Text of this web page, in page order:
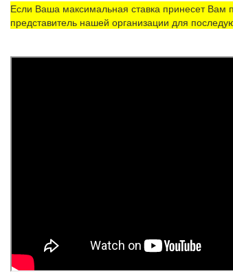
Если Ваша максимальная ставка принесет Вам
представитель нашей организации для